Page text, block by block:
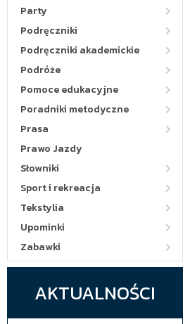
Party
Podręczniki
Podręczniki akademickie
Podróże
Pomoce edukacyjne
Poradniki metodyczne
Prasa
Prawo Jazdy
Słowniki
Sport i rekreacja
Tekstylia
Upominki
Zabawki
AKTUALNOŚCI